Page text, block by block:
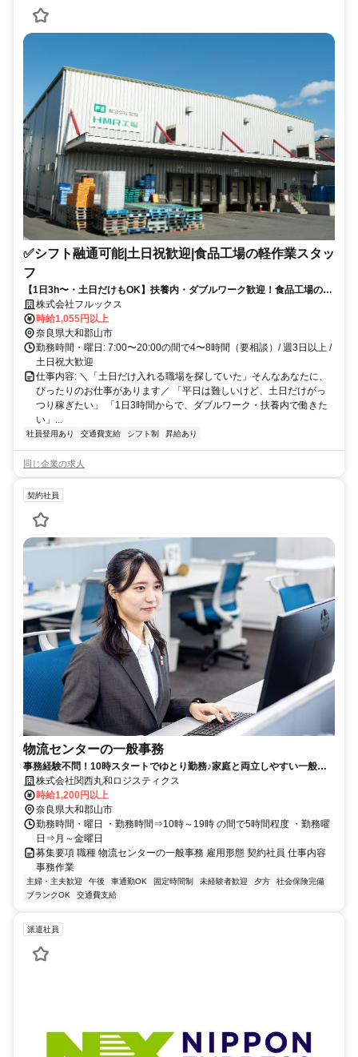
✅シフト融通可能|土日祝歓迎|食品工場の軽作業スタッ
フ
【1日3h〜・土日だけもOK】扶養内・ダブルワーク歓迎！食品工場の軽
作業スタッフ
株式会社フルックス
時給1,055円以上
奈良県大和郡山市
勤務時間・曜日: 7:00〜20:00の間で4〜8時間（要相談）/ 週3日以上 /
土日祝大歓迎
仕事内容: ＼「土日だけ入れる職場を探していた」そんなあなたに、
ぴったりのお仕事があります／ 「平日は難しいけど、土日だけがっ
つり稼ぎたい」 「1日3時間からで、ダブルワーク・扶養内で働きた
い」...
社員登用あり 交通費支給 シフト制 昇給あり
同じ企業の求人
契約社員
物流センターの一般事務
事務経験不問！10時スタートでゆとり勤務♪家庭と両立しやすい一般事
務のお仕事です！
株式会社関西丸和ロジスティクス
時給1,200円以上
奈良県大和郡山市
勤務時間・曜日 ・勤務時間⇒10時～19時 の間で5時間程度 ・勤務曜
日⇒月～金曜日
募集要項 職種 物流センターの一般事務 雇用形態 契約社員 仕事内容
事務作業
主婦・主夫歓迎 午後 車通勤OK 固定時間制 未経験者歓迎 夕方
社会保険完備
ブランクOK
交通費支給
派遣社員